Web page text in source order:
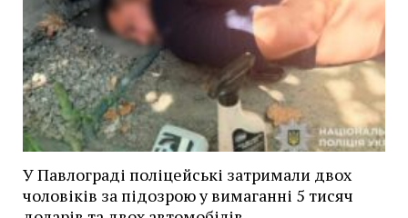
У Павлограді поліцейські затримали двох
чоловіків за підозрою у вимаганні 5 тисяч